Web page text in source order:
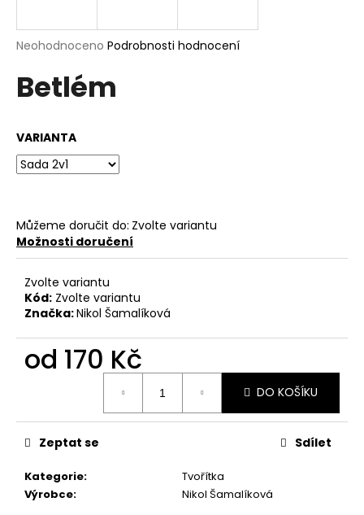
Průměrné
produktu
je
5
hvězdiček.
Neohodnoceno Podrobnosti hodnocení
Betlém
VARIANTA
Můžeme doručit do: Zvolte variantu
Možnosti doručení
Zvolte variantu
Kód: Zvolte variantu
Značka:Nikol Šamalíková
od 170 Kč
DO KOŠÍKU
Kategorie:
Tvořítka
Výrobce: Nikol Šamalíková
Zeptat se Sdílet
j
t
?
D
o
p
o
č
e
m
PÍŠŤALKA